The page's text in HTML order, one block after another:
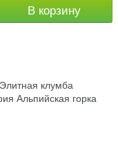
В корзину
клумба
Альпийская горка